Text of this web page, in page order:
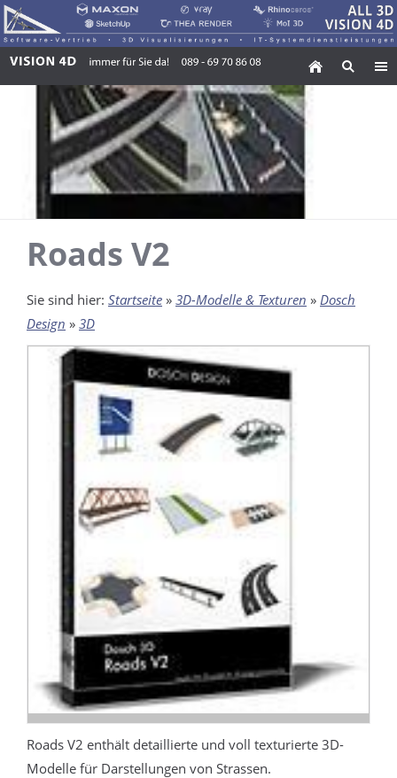
Roads V2
Sie sind hier: Startseite » 3D-Modelle & Texturen » Dosch
Design » 3D
Roads V2 enthält detaillierte und voll texturierte 3D-
Modelle für Darstellungen von Strassen.